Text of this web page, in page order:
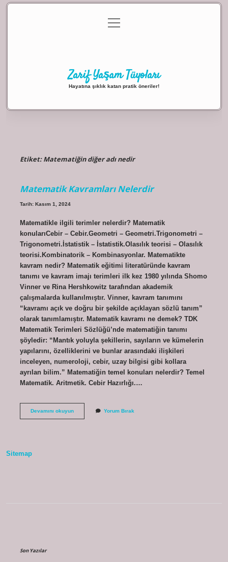
Gizlilik Politikası
menüyü
aç
Zarif Yaşam Tüyoları
Hayatına şıklık katan pratik öneriler!
Etiket:Matematiğin diğer adı nedir
Matematik Kavramları Nelerdir
Tarih: Kasım 1, 2024
Matematikle ilgili terimler nelerdir? Matematik
konularıCebir – Cebir.Geometri – Geometri.Trigonometri –
Trigonometri.İstatistik – İstatistik.Olasılık teorisi – Olasılık
teorisi.Kombinatorik – Kombinasyonlar. Matematikte
kavram nedir? Matematik eğitimi literatüründe kavram
tanımı ve kavram imajı terimleri ilk kez 1980 yılında Shomo
Vinner ve Rina Hershkowitz tarafından akademik
çalışmalarda kullanılmıştır. Vinner, kavram tanımını
“kavramı açık ve doğru bir şekilde açıklayan sözlü tanım”
olarak tanımlamıştır. Matematik kavramı ne demek? TDK
Matematik Terimleri Sözlüğü’nde matematiğin tanımı
şöyledir: “Mantık yoluyla şekillerin, sayıların ve kümelerin
yapılarını, özelliklerini ve bunlar arasındaki ilişkileri
inceleyen, numeroloji, cebir, uzay bilgisi gibi kollara
ayrılan bilim.” Matematiğin temel konuları nelerdir? Temel
Matematik. Aritmetik. Cebir Hazırlığı.…
Devamını okuyunMatematik
Yorum Bırak
Sitemap
Son Yazılar